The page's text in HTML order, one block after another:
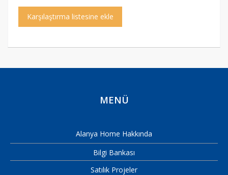
Karşılaştırma listesine ekle
MENÜ
Alanya Home Hakkında
Bilgi Bankası
Satılık Projeler